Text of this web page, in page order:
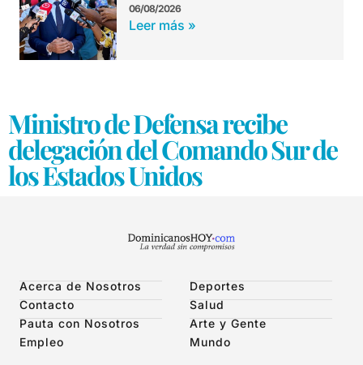
06/08/2026
Leer más »
Ministro de Defensa recibe
delegación del Comando Sur de
los Estados Unidos
Acerca de Nosotros
Contacto
Pauta con Nosotros
Empleo
Deportes
Salud
Arte y Gente
Mundo